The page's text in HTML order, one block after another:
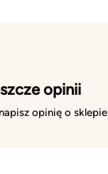
opinii
opinię o sklepie